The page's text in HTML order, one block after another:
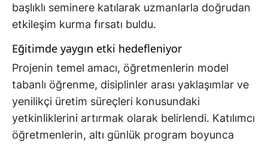
başlıklı seminere katılarak uzmanlarla doğrudan
etkileşim kurma fırsatı buldu.
Eğitimde yaygın etki hedefleniyor
Projenin temel amacı, öğretmenlerin model
tabanlı öğrenme, disiplinler arası yaklaşımlar ve
yenilikçi üretim süreçleri konusundaki
yetkinliklerini artırmak olarak belirlendi. Katılımcı
öğretmenlerin, altı günlük program boyunca